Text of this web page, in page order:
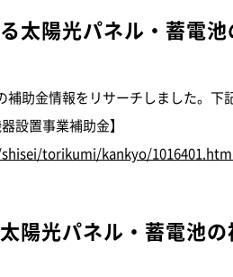
太陽光パネル・蓄電
補助金情報をリサーチしました。
設置事業補助金】
torikumi/kankyo/1016401.html
陽光パネル・蓄電池